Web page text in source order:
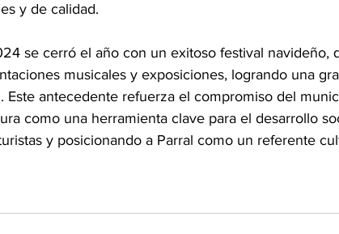
y de calidad.
se cerró el año con un exitoso festival navideño,
musicales y exposiciones, logrando una
Este antecedente refuerza el compromiso del
como una herramienta clave para el desarrollo
y posicionando a Parral como un referente